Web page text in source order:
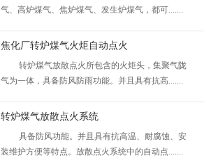
气、高炉煤气、焦炉煤气、发生炉煤气，都可.......
焦化厂转炉煤气火炬自动点火
转炉煤气放散点火所包含的火炬头，集聚气陇
气为一体，具备防风防雨功能。并且具有抗高.......
转炉煤气放散点火系统
具备防风功能。并且具有抗高温、耐腐蚀、安
装维护方便等特点。放散点火系统中的自动点.......